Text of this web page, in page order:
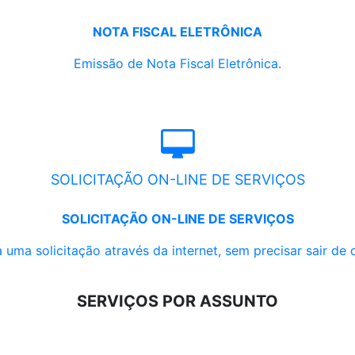
NOTA FISCAL ELETRÔNICA
Emissão de Nota Fiscal Eletrônica.
SOLICITAÇÃO ON-LINE DE SERVIÇOS
SOLICITAÇÃO ON-LINE DE SERVIÇOS
uma solicitação através da internet, sem precisar sair de
SERVIÇOS POR ASSUNTO